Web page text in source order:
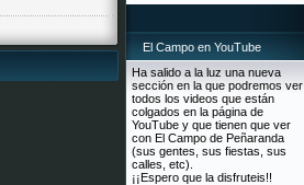
El Campo en YouTube
Ha salido a la luz una nueva
sección en la que podremos ver
todos los videos que están
colgados en la página de
YouTube y que tienen que ver
con El Campo de Peñaranda
(sus gentes, sus fiestas, sus
calles, etc).
¡¡Espero que la disfruteis!!